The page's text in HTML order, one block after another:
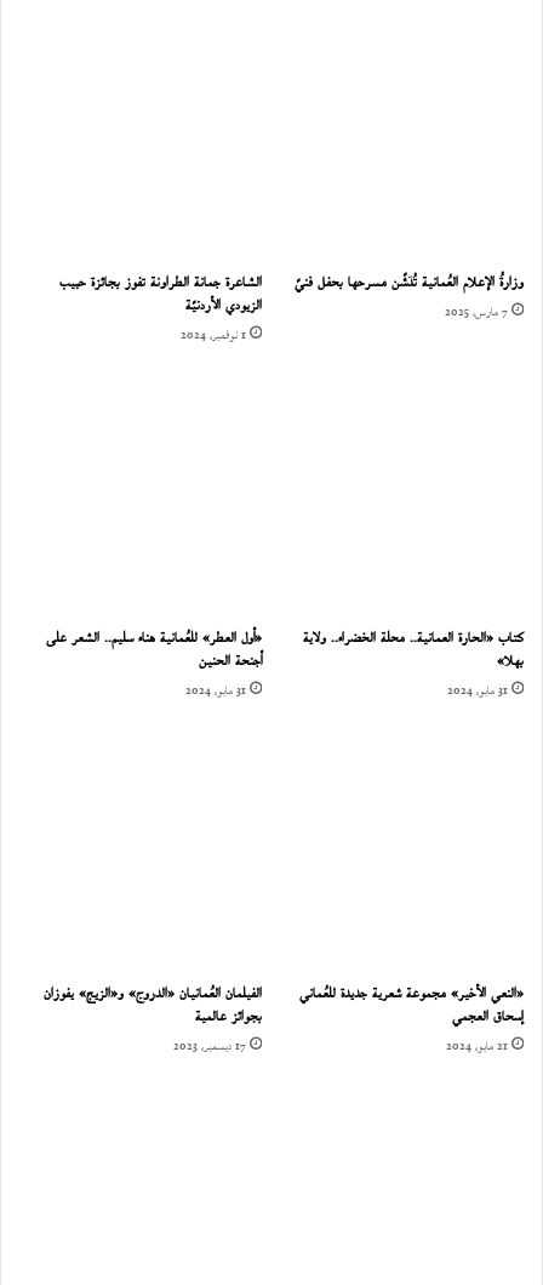
وزارةُ الإعلام العُمانية تُدَشّن مسرحها بحفل فنيّ
7 مارس، 2025
الشاعرة جمانة الطراونة تفوز بجائزة حبيب
الزيودي الأردنيّة
1 نوفمبر، 2024
كتاب «الحارة العمانية.. محلة الخضراء.. ولاية
بهلا»
31 مايو، 2024
«أول العطر» للعُمانية هناء سليم.. الشعر على
أجنحة الحنين
31 مايو، 2024
«النعي الأخير» مجموعة شعرية جديدة للعُماني
إسحاق العجمي
21 مايو، 2024
الفيلمان العُمانيان «الدروج» و«الزيج» يفوزان
بجوائز عالمية
17 ديسمبر، 2023